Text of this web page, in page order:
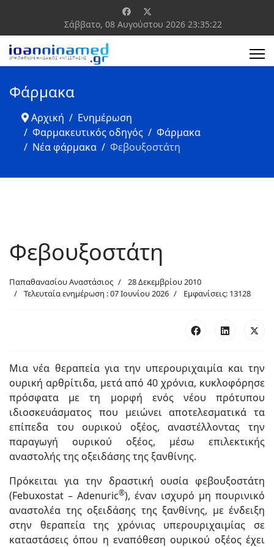
Σάββατο, 08 Αυγούστου 2026 23:35:22
Φάρμακα
Αρχική
Ενημέρωση
Φαρμακευτικός οδηγός
Φάρμακα
Νέα φάρμακα
Φεβουξοστάτη
Φεβουξοστάτη
Παπαθανασίου Αναστάσιος
28 Δεκεμβρίου 2010
Τελευταία ενημέρωση : 07 Ιουνίου 2026
Εμφανίσεις: 13128
Μια νέα θεραπεία για την υπερουριχαιμία και την
ουρική αρθρίτιδα, μετά από 40 χρόνια, κυκλοφόρησε
πρόσφατα με τη μορφή ενός νέου πρότυπου
ιδιοσκευάσματος που μειώνει αποτελεσματικά τα
επίπεδα του ουρικού οξέος, αναστέλλοντας την
παραγωγή ουρικού οξέος, μέσω επιλεκτικής
αναστολής της οξειδάσης της ξανθίνης.
Πρόκειται για την δραστική ουσία φεβουξοστάτη
(Febuxostat – Adenuric®), έναν ισχυρό μη πουρινικό
αναστολέα της οξειδάσης της ξανθίνης, με ένδειξη
στην θεραπεία της χρόνιας υπερουριχαιμίας σε
καταστάσεις όπου η εναπόθεση ουρικού οξέος έχει